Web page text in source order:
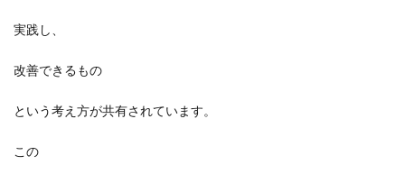
実践し、
改善できるもの
という考え方が共有されています。
この